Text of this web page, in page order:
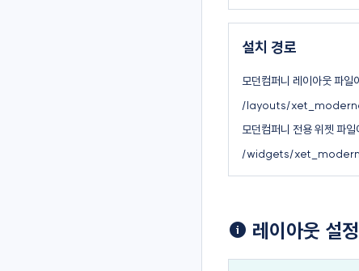
설치 경로
모던컴퍼니 레이아웃 파일
/layouts/
모던컴퍼니 전용 위젯 파
/widgets/
레이아웃 설